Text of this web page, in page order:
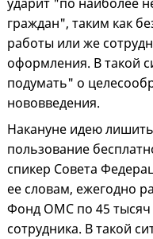
граждан", таким как
работы или же
оформления. В такой
подумать" о
нововведения.
Накануне идею
пользование
спикер Совета
ее словам, ежегодно
Фонд ОМС по 45 тысяч
сотрудника. В такой